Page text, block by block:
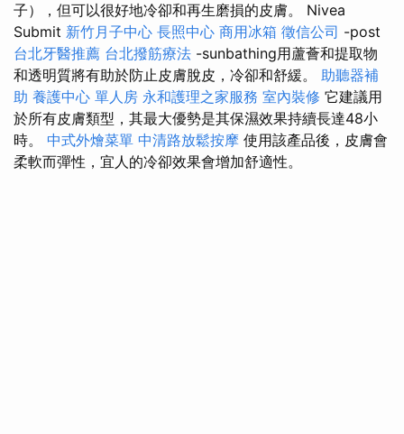
子），但可以很好地冷卻和再生磨損的皮膚。 Nivea
Submit 新竹月子中心 長照中心 商用冰箱 徵信公司 -post
台北牙醫推薦 台北撥筋療法 -sunbathing用蘆薈和提取物
和透明質將有助於防止皮膚脫皮，冷卻和舒緩。 助聽器補
助 養護中心 單人房 永和護理之家服務 室內裝修 它建議用
於所有皮膚類型，其最大優勢是其保濕效果持續長達48小
時。 中式外燴菜單 中清路放鬆按摩 使用該產品後，皮膚會
柔軟而彈性，宜人的冷卻效果會增加舒適性。